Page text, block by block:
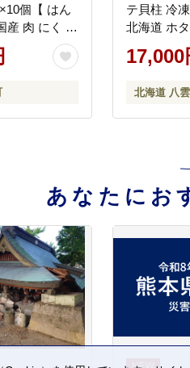
個【 はん
産 肉 にく ニ
手軽 小分け
凍食品 お弁
食卓 噴火
※沖
テ貝柱 冷
北海道 ホ
立 海鮮 魚
海道） 工
帆立貝柱 冷
介類 噴火湾 八雲町 北海道
17,000
北海道 八
あなたにお